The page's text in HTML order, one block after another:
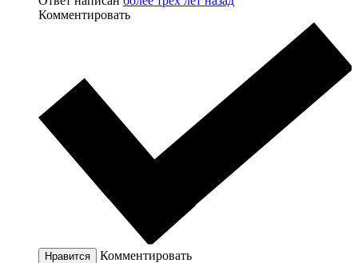
Комментировать
Нравится Комментировать